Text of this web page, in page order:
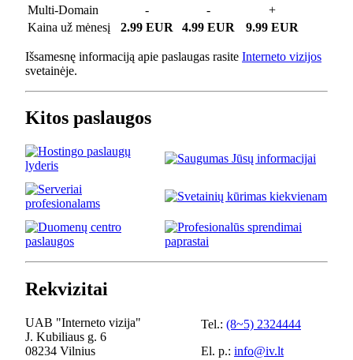
Multi-Domain
- -
+
Kaina už mėnesį
2.99 EUR 4.99 EUR 9.99 EUR
Išsamesnę informaciją apie paslaugas rasite Interneto vizijos
svetainėje.
Kitos paslaugos
Rekvizitai
UAB "Interneto vizija"
J. Kubiliaus g. 6
08234 Vilnius
Tel.: (8~5) 2324444
El. p.: info@iv.lt